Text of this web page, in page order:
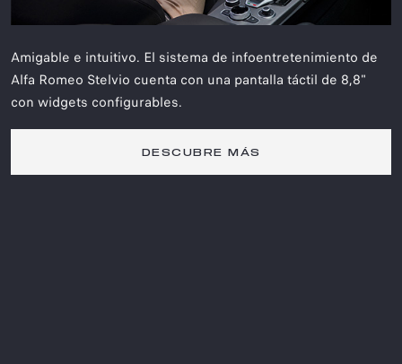
Amigable e intuitivo. El sistema de infoentretenimiento de
Alfa Romeo Stelvio cuenta con una pantalla táctil de 8,8"
con widgets configurables.
DESCUBRE MÁS